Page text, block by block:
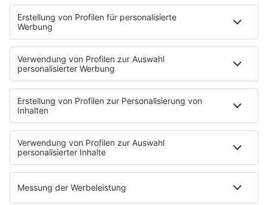
Newsletter
Über ROCK FM
Jobs & Praktika
Pressekontakt
Presse & Downloads
Verkehr
Wetter
EMPFANG
Übersicht
ROCK FM App
Partner
radio.de